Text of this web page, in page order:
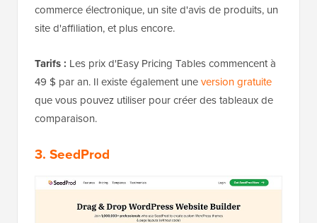
commerce électronique, un site d'avis de produits, un
site d'affiliation, et plus encore.
Tarifs : Les prix d'Easy Pricing Tables commencent à
49 $ par an. Il existe également uneversion gratuite
que vous pouvez utiliser pour créer des tableaux de
comparaison.
3. SeedProd